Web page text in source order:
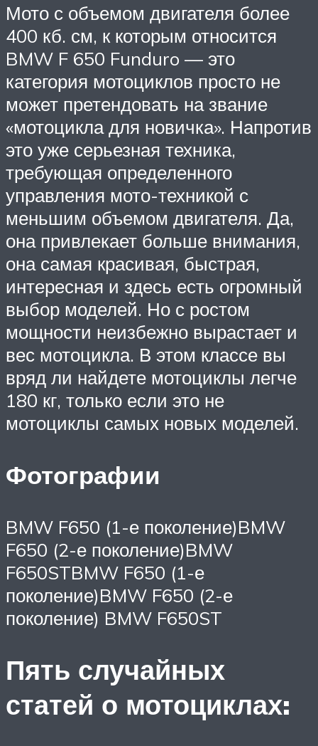
Мото с объемом двигателя более
400 кб. см, к которым относится
BMW F 650 Funduro — это
категория мотоциклов просто не
может претендовать на звание
«мотоцикла для новичка». Напротив
это уже серьезная техника,
требующая определенного
управления мото-техникой с
меньшим объемом двигателя. Да,
она привлекает больше внимания,
она самая красивая, быстрая,
интересная и здесь есть огромный
выбор моделей. Но с ростом
мощности неизбежно вырастает и
вес мотоцикла. В этом классе вы
вряд ли найдете мотоциклы легче
180 кг, только если это не
мотоциклы самых новых моделей.
Фотографии
BMW F650 (1-е поколение)BMW
F650 (2-е поколение)BMW
F650STBMW F650 (1-е
поколение)BMW F650 (2-е
поколение) BMW F650ST
Пять случайных
статей о мотоциклах: